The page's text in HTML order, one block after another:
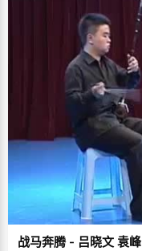
战马奔腾 - 吕晓文 袁峰